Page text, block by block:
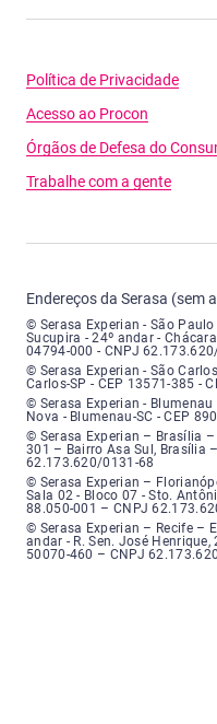
Política de Privacidade
Acesso ao Procon
Órgãos de Defesa do
Trabalhe com a gente
Endereços da Serasa (sem
Serasa Experian - São Paulo
© Serasa Experian - São
Sucupira - 24º andar -
04794-000 - CNPJ
Serasa Experian - São Carlos
© Serasa Experian - São
Carlos-SP - CEP 13571-385 -
Serasa Experian - Blumenau -
© Serasa Experian -
Nova - Blumenau-SC - CEP
Serasa Experian - Brasília,
© Serasa Experian – Brasília –
301 – Bairro Asa Sul, Brasília
62.173.620/0131-68
Serasa Experian -
© Serasa Experian –
Sala 02 - Bloco 07 - Sto.
88.050-001 – CNPJ
Serasa Experian - Recife,
© Serasa Experian – Recife –
andar - R. Sen. José Henrique,
50070-460 – CNPJ